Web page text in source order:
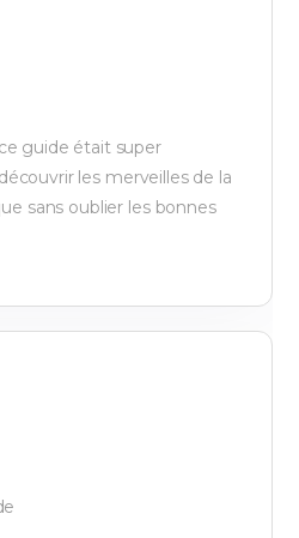
guide était super
les merveilles de la
sans oublier les bonnes